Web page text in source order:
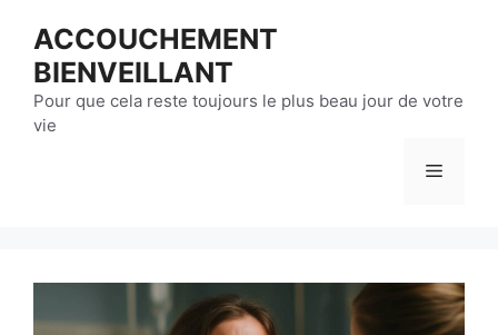
contenu
ACCOUCHEMENT
BIENVEILLANT
Pour que cela reste toujours le plus beau jour de votre
vie
Menu